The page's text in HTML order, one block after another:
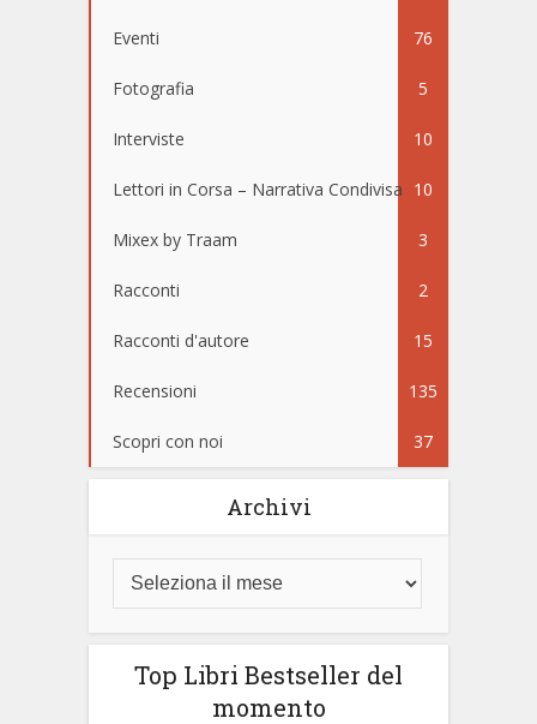
Eventi 76
Fotografia 5
Interviste 10
Lettori in Corsa – Narrativa Condivisa 10
Mixex by Traam 3
Racconti 2
Racconti d'autore 15
Recensioni 135
Scopri con noi 37
Archivi
Top Libri Bestseller del
momento